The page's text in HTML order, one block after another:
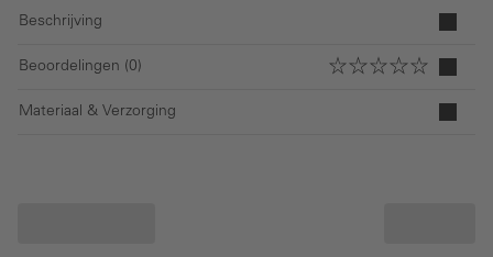
Beschrijving
Beoordelingen (0)
Materiaal & Verzorging